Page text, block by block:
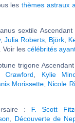
lesthèmes astraux
sextile
, Julia Roberts, Björk,
Voir les célébrités
trigone
Crawford Kylie
Morissette Nicole
: F. Scott
Découverte de